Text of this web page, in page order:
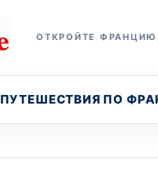
ОТКРОЙТЕ
ПУТЕШЕСТВИЯ ПО